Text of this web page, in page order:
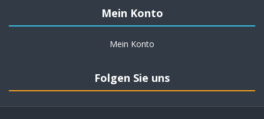
Mein Konto
Mein Konto
Folgen Sie uns